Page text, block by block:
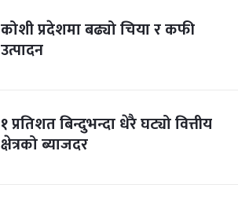
कोशी प्रदेशमा बढ्यो चिया र कफी
उत्पादन
१ प्रतिशत बिन्दुभन्दा धेरै घट्यो वित्तीय
क्षेत्रको ब्याजदर